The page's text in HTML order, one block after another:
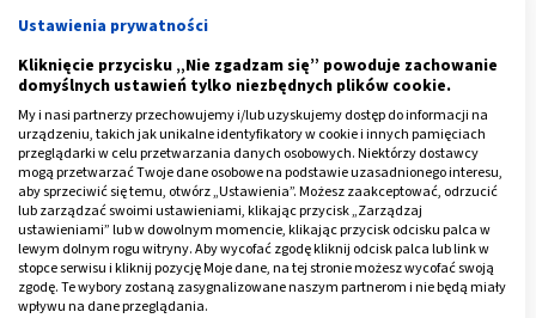
podrażniać układ pokarmowy malucha i być przyczyną
bolesnych kolek. Zamiast pieprzu i soli, używajmy w
kuchni więcej ziół. Nie wskazane są też bardzo
aromatyczne potrawy, które mogą zmienić smak mleka
mamy np. czosnek.
Reklama
Ustawienia prywatności
Kliknięcie przycisku „Nie zgadzam się” powoduje zachowanie
domyślnych ustawień tylko niezbędnych plików cookie.
My i nasi partnerzy przechowujemy i/lub uzyskujemy dostęp do informacji na
urządzeniu, takich jak unikalne identyfikatory w cookie i innych pamięciach
przeglądarki w celu przetwarzania danych osobowych. Niektórzy dostawcy
mogą przetwarzać Twoje dane osobowe na podstawie uzasadnionego interesu,
aby sprzeciwić się temu, otwórz „Ustawienia”. Możesz zaakceptować, odrzucić
lub zarządzać swoimi ustawieniami, klikając przycisk „Zarządzaj
ustawieniami” lub w dowolnym momencie, klikając przycisk odcisku palca w
lewym dolnym rogu witryny. Aby wycofać zgodę kliknij odcisk palca lub link w
stopce serwisu i kliknij pozycję Moje dane, na tej stronie możesz wycofać swoją
zgodę. Te wybory zostaną zasygnalizowane naszym partnerom i nie będą miały
wpływu na dane przeglądania.